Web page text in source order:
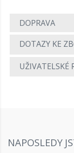
DOPRAVA
DOTAZY KE
UŽIVATELSKÉ
NAPOSLEDY